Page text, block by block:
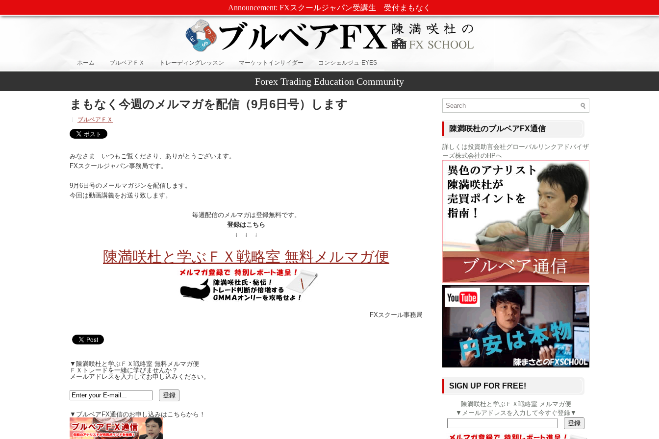
Announcement: FXスクールジャパン受講生 受付まもなく
ホーム ブルベアＦＸ トレーディングレッスン マーケットインサイダー コンシェルジュ-EYES
Forex Trading Education Community
まもなく今週のメルマガを配信（9月6日号）します
ブルベアＦＸ
みなさま いつもご覧くださり、ありがとうございます。
FXスクールジャパン事務局です。
9月6日号のメールマガジンを配信します。
今回は動画講義をお送り致します。
毎週配信のメルマガは登録無料です。
登録はこちら
↓ ↓ ↓
陳満咲杜と学ぶＦＸ戦略室 無料メルマガ便
FXスクール事務局
▼陳満咲杜と学ぶＦＸ戦略室 無料メルマガ便
ＦＸトレードを一緒に学びませんか？
メールアドレスを入力してお申し込みください。
▼ブルベアFX通信のお申し込みはこちらから！
陳満咲杜のブルベアFX通信
詳しくは投資助言会社グローバルリンクアドバイザ
ーズ株式会社のHPへ
SIGN UP FOR FREE!
陳満咲杜と学ぶＦＸ戦略室 メルマガ便
▼メールアドレスを入力して今すぐ登録▼